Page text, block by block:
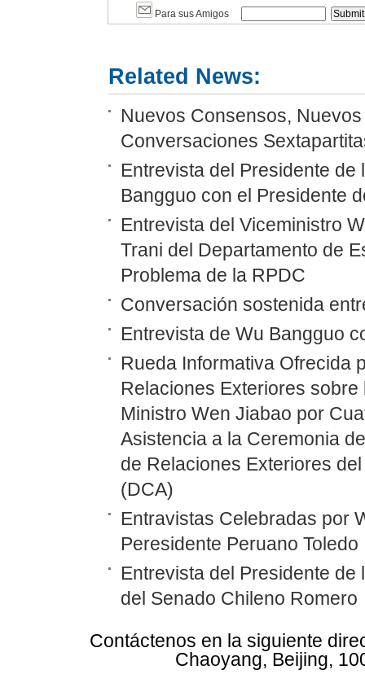
Para sus Amigos
Related News:
Nuevos Consensos,
Conversaciones
Entrevista del Presidente
Bangguo con el Presidente
Entrevista del Viceministro
Trani del Departamento de
Problema de la RPDC
Conversación sostenida
Entrevista de Wu Bangguo
Rueda Informativa Ofrecida
Relaciones Exteriores
Ministro Wen Jiabao por
Asistencia a la Ceremonia
de Relaciones Exteriores
(DCA)
Entravistas Celebradas por
Peresidente Peruano Toledo
Entrevista del Presidente
del Senado Chileno Romero
Contáctenos en la siguiente
Chaoyang, Beijing,